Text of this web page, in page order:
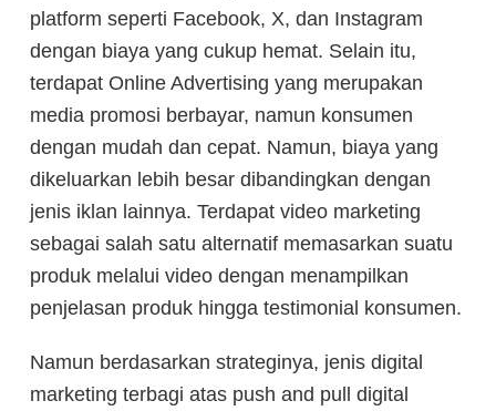
platform seperti Facebook, X, dan Instagram
dengan biaya yang cukup hemat. Selain itu,
terdapat Online Advertising yang merupakan
media promosi berbayar, namun konsumen
dengan mudah dan cepat. Namun, biaya yang
dikeluarkan lebih besar dibandingkan dengan
jenis iklan lainnya. Terdapat video marketing
sebagai salah satu alternatif memasarkan suatu
produk melalui video dengan menampilkan
penjelasan produk hingga testimonial konsumen.
Namun berdasarkan strateginya, jenis digital
marketing terbagi atas push and pull digital